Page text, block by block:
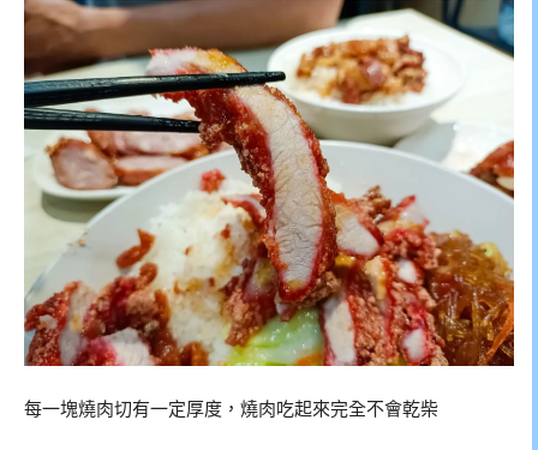
每一塊燒肉切有一定厚度，燒肉吃起來完全不會乾柴